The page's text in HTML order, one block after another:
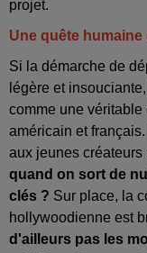
projet.
Une quête
Si la démarche de
légère et
comme une
américain et
aux jeunes créateurs
quand on sort de
clés ? Sur place, la
hollywoodienne est
d'ailleurs pas les